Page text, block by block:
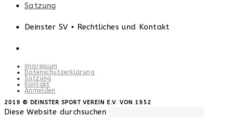
Satzung
Deinster SV • Rechtliches und Kontakt
Impressum
Datenschutzerklärung
Satzung
Kontakt
Anmelden
2019 © DEINSTER SPORT VEREIN E.V. VON 1952
Diese Website durchsuchen